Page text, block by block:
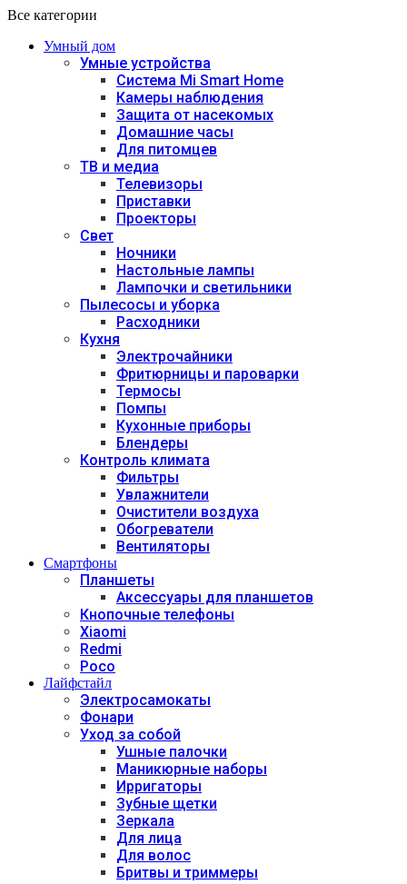
Все категории
Умный дом
Умные устройства
Система Mi Smart Home
Камеры наблюдения
Защита от насекомых
Домашние часы
Для питомцев
ТВ и медиа
Телевизоры
Приставки
Проекторы
Свет
Ночники
Настольные лампы
Лампочки и светильники
Пылесосы и уборка
Расходники
Кухня
Электрочайники
Фритюрницы и пароварки
Термосы
Помпы
Кухонные приборы
Блендеры
Контроль климата
Фильтры
Увлажнители
Очистители воздуха
Обогреватели
Вентиляторы
Смартфоны
Планшеты
Аксессуары для планшетов
Кнопочные телефоны
Xiaomi
Redmi
Poco
Лайфстайл
Электросамокаты
Фонари
Уход за собой
Ушные палочки
Маникюрные наборы
Ирригаторы
Зубные щетки
Зеркала
Для лица
Для волос
Бритвы и триммеры